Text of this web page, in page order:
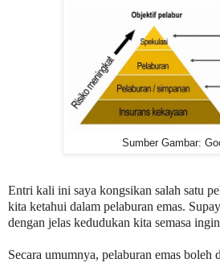
Sumber Gambar:
Entri kali ini saya kongsikan salah satu
kita ketahui dalam pelaburan emas.
dengan jelas kedudukan kita semasa
Secara umumnya, pelaburan emas boleh